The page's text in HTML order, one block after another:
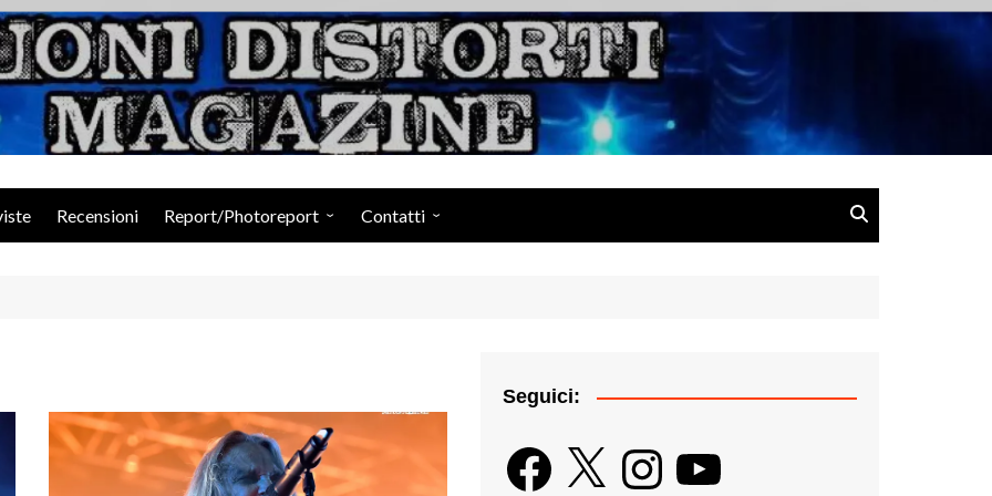
Suoni Distorti Magazine
Recensioni Report/Photoreport Contatti
Seguici:
Facebook
X InstagramYouTube